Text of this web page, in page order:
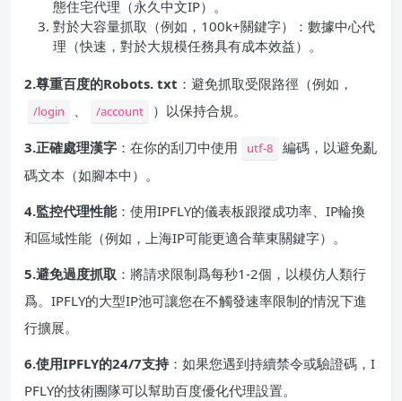
態住宅代理（永久中文IP）。
對於大容量抓取（例如，100k+關鍵字）：數據中心代
理（快速，對於大規模任務具有成本效益）。
2.尊重百度的Robots. txt ：避免抓取受限路徑（例如，
/login 、 /account ）以保持合規。
3.正確處理漢字 ：在你的刮刀中使用 utf-8
編碼，以避免亂
碼文本（如腳本中）。
4.監控代理性能：使用IPFLY的儀表板跟蹤成功率、IP輪換
和區域性能（例如，上海IP可能更適合華東關鍵字）。
5.避免過度抓取 ：將請求限制爲每秒1-2個，以模仿人類行
爲。IPFLY的大型IP池可讓您在不觸發速率限制的情況下進
行擴展。
6.使用IPFLY的24/7支持：如果您遇到持續禁令或驗證碼，I
PFLY的技術團隊可以幫助百度優化代理設置。